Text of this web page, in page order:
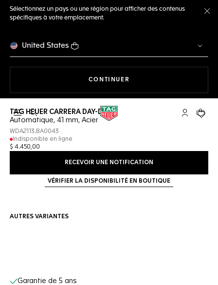
Sélectionnez un pays ou une région pour afficher des contenus
spécifiques à votre emplacement.
United States
CONTINUER
Ouvrir la barre de recherche Compte My
Votre
TAG HEUER CARRERA DAY-DATE
Automatique, 41 mm, Acier
WDA2113.BA0043
Indisponible en ligne
$ 4.450,00
RECEVOIR UNE NOTIFICATION
VÉRIFIER LA DISPONIBILITÉ EN BOUTIQUE
AUTRES VARIANTES
Services en ligne
Garantie de 5 ans